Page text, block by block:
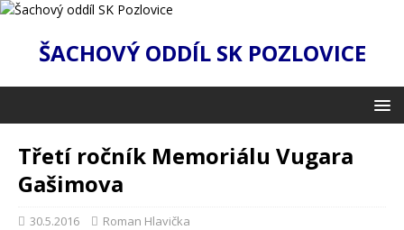
ŠACHOVÝ ODDÍL SK POZLOVICE
Třetí ročník Memoriálu Vugara
Gašimova
30.5.2016 Roman Hlavička